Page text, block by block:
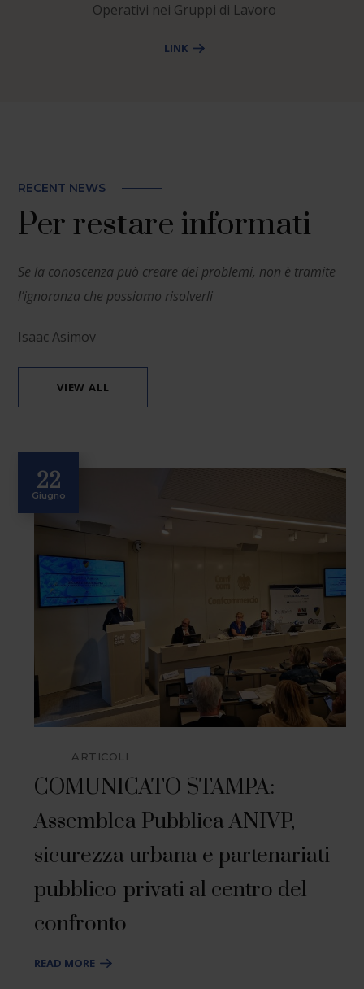
Operativi nei Gruppi di Lavoro
LINK
RECENT NEWS
Per restare informati
Se la conoscenza può creare dei problemi, non è tramite
l’ignoranza che possiamo risolverli
Isaac Asimov
VIEW ALL
22
Giugno
ARTICOLI
COMUNICATO STAMPA:
Assemblea Pubblica ANIVP,
sicurezza urbana e partenariati
pubblico-privati al centro del
confronto
READ MORE